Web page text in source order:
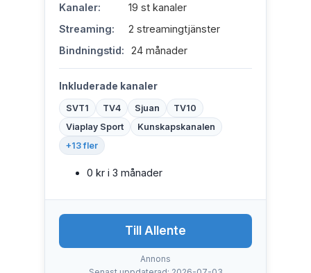
Kanaler:
19 st kanaler
Streaming:
2 streamingtjänster
Bindningstid:
24 månader
Inkluderade kanaler
SVT1 TV4 Sjuan
TV10
Viaplay Sport
Kunskapskanalen
+13 fler
0 kr i 3 månader
Till Allente
Annons